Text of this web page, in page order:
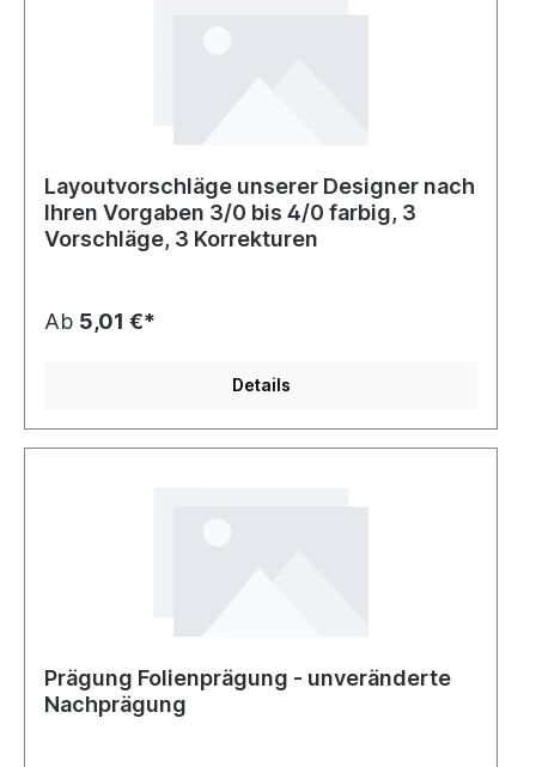
Layoutvorschläge unserer Designer nach
Ihren Vorgaben 3/0 bis 4/0 farbig, 3
Vorschläge, 3 Korrekturen
Ab 5,01 €*
Details
Prägung Folienprägung - unveränderte
Nachprägung